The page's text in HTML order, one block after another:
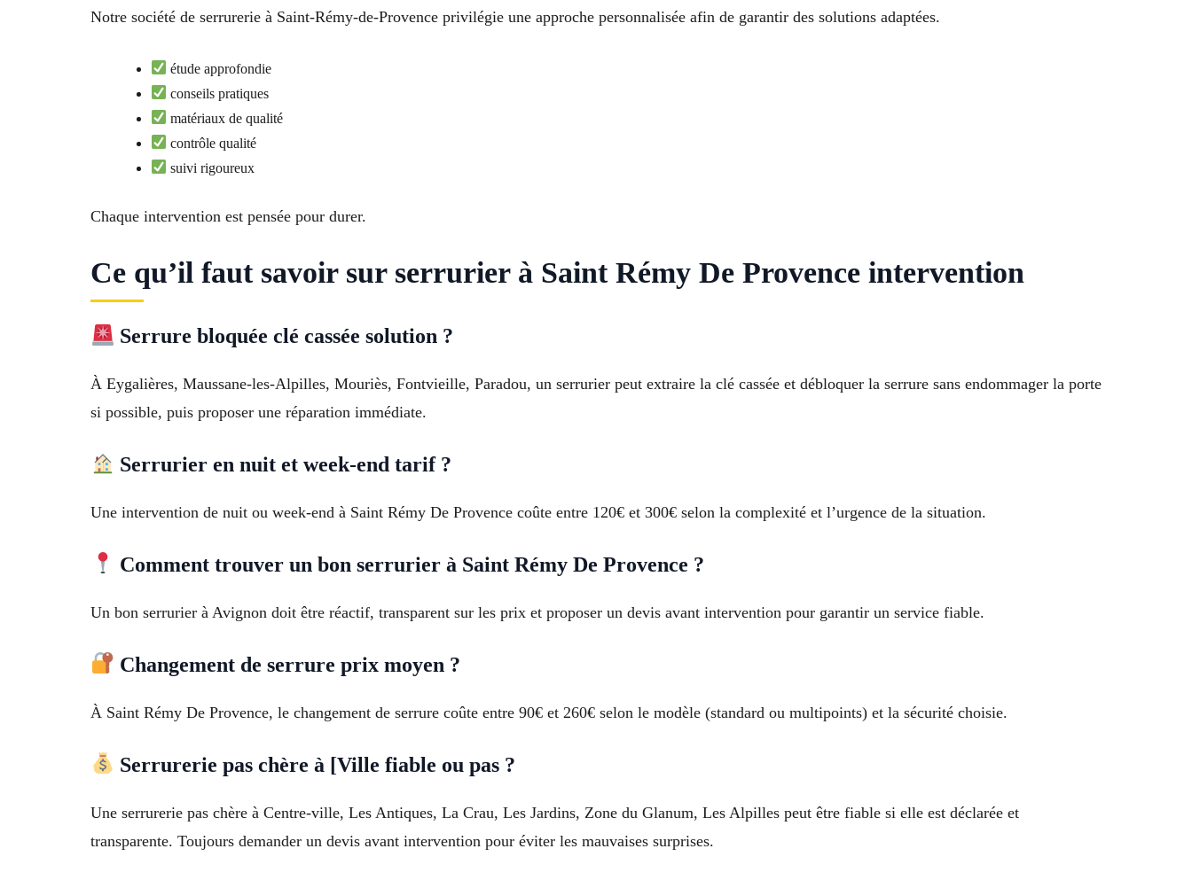
Notre société de serrurerie à Saint-Rémy-de-Provence privilégie une approche personnalisée afin de garantir des solutions adaptées.
étude approfondie
conseils pratiques
matériaux de qualité
contrôle qualité
suivi rigoureux
Chaque intervention est pensée pour durer.
Ce qu’il faut savoir sur serrurier à Saint Rémy De Provence intervention
Serrure bloquée clé cassée solution ?
À Eygalières, Maussane-les-Alpilles, Mouriès, Fontvieille, Paradou, un serrurier peut extraire la clé cassée et débloquer la serrure sans endommager la porte
si possible, puis proposer une réparation immédiate.
Serrurier en nuit et week-end tarif ?
Une intervention de nuit ou week-end à Saint Rémy De Provence coûte entre 120€ et 300€ selon la complexité et l’urgence de la situation.
Comment trouver un bon serrurier à Saint Rémy De Provence ?
Un bon serrurier à Avignon doit être réactif, transparent sur les prix et proposer un devis avant intervention pour garantir un service fiable.
Changement de serrure prix moyen ?
À Saint Rémy De Provence, le changement de serrure coûte entre 90€ et 260€ selon le modèle (standard ou multipoints) et la sécurité choisie.
Serrurerie pas chère à [Ville fiable ou pas ?
Une serrurerie pas chère à Centre-ville, Les Antiques, La Crau, Les Jardins, Zone du Glanum, Les Alpilles peut être fiable si elle est déclarée et
transparente. Toujours demander un devis avant intervention pour éviter les mauvaises surprises.